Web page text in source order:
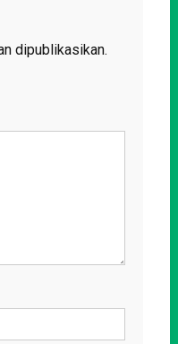
dipublikasikan.